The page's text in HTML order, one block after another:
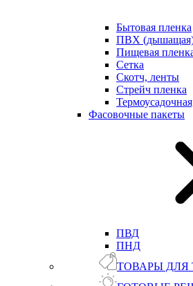
Бытовая пленка
ПВХ (дышащая)
Пищевая
Сетка
Скотч, ленты
Стрейч пленка
Фасовочные пакеты
ПВД
ПНД
ТОВАРЫ ДЛЯ